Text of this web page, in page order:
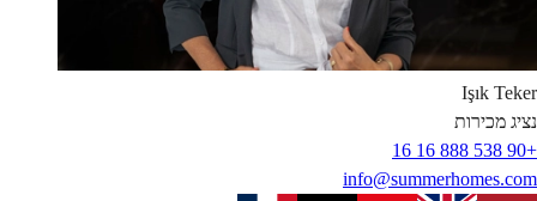
Işık Teker
נציג מכירות
+90 538 888 16 16
info@summerhomes.com